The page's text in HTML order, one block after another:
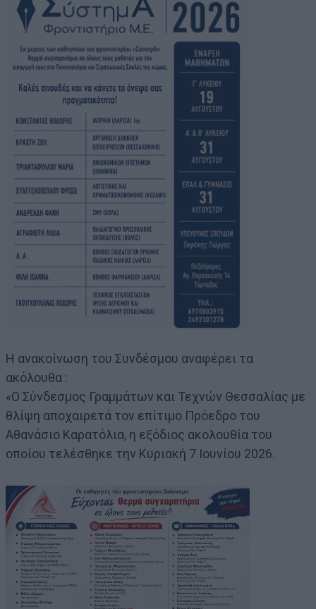
Η ανακοίνωση του Συνδέσμου αναφέρει τα
ακόλουθα :
«Ο Σύνδεσμος Γραμμάτων και Τεχνών Θεσσαλίας με
θλίψη αποχαιρετά τον επίτιμο Πρόεδρο του
Αθανάσιο Καρατόλια, η εξόδιος ακολουθία του
οποίου τελέσθηκε την Κυριακή 7 Ιουνίου 2026.